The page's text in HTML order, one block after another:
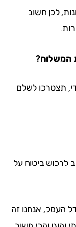
חשוב
לשלם
ביטוח על
אנחנו זה